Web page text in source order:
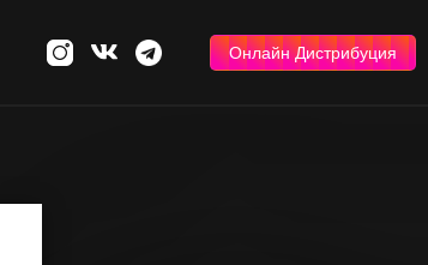
Онлайн Дистрибуция